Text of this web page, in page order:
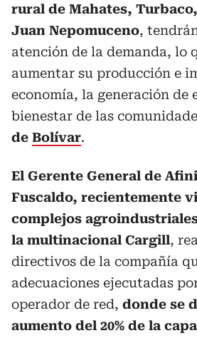
rural de Mahates, Turbaco,
Juan Nepomuceno,
atención de la demanda, lo
aumentar su producción e
economía, la generación de
bienestar de las
de Bolívar.
El Gerente General de
Fuscaldo, recientemente
complejos
la multinacional Cargill,
directivos de la compañía
adecuaciones ejecutadas
operador de red, donde se
aumento del 20% de la